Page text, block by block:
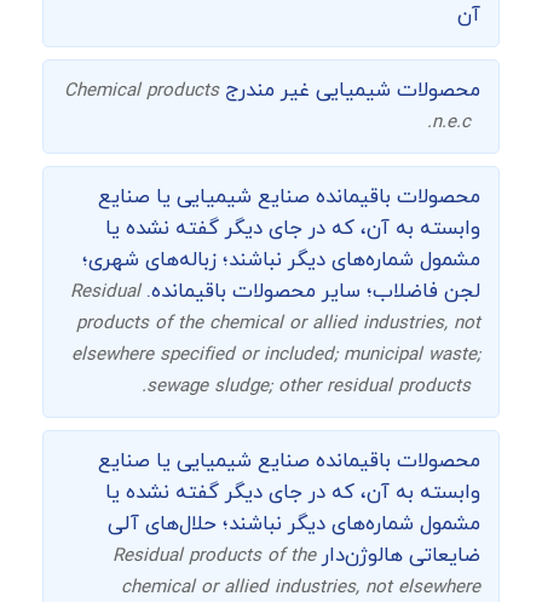
آن
محصولات شیمیایی غیر مندرجChemical products
n.e.c.
محصولات باقیمانده صنایع شیمیایی یا صنایع
وابسته به آن، که در جای دیگر گفته نشده یا
مشمول شماره‌های دیگر نباشند؛ زباله‌های شهری؛
لجن فاضلاب؛ سایر محصولات باقیمانده.Residual
products of the chemical or allied industries, not
elsewhere specified or included; municipal waste;
sewage sludge; other residual products.
محصولات باقیمانده صنایع شیمیایی یا صنایع
وابسته به آن، که در جای دیگر گفته نشده یا
مشمول شماره‌های دیگر نباشند؛ حلال‌های آلی
ضایعاتی هالوژن‌دارResidual products of the
chemical or allied industries, not elsewhere